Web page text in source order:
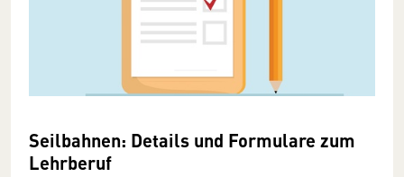
Seilbahnen: Details und Formulare zum
Lehrberuf